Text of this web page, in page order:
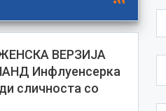
ВЕРЗИЈА
Инфлуенсерка
сличноста со